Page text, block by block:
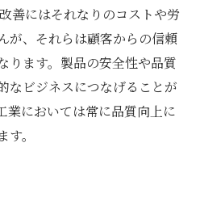
善にはそれなりのコストや労
が、それらは顧客からの信頼
ります。製品の安全性や品質
なビジネスにつなげることが
業においては常に品質向上に
。